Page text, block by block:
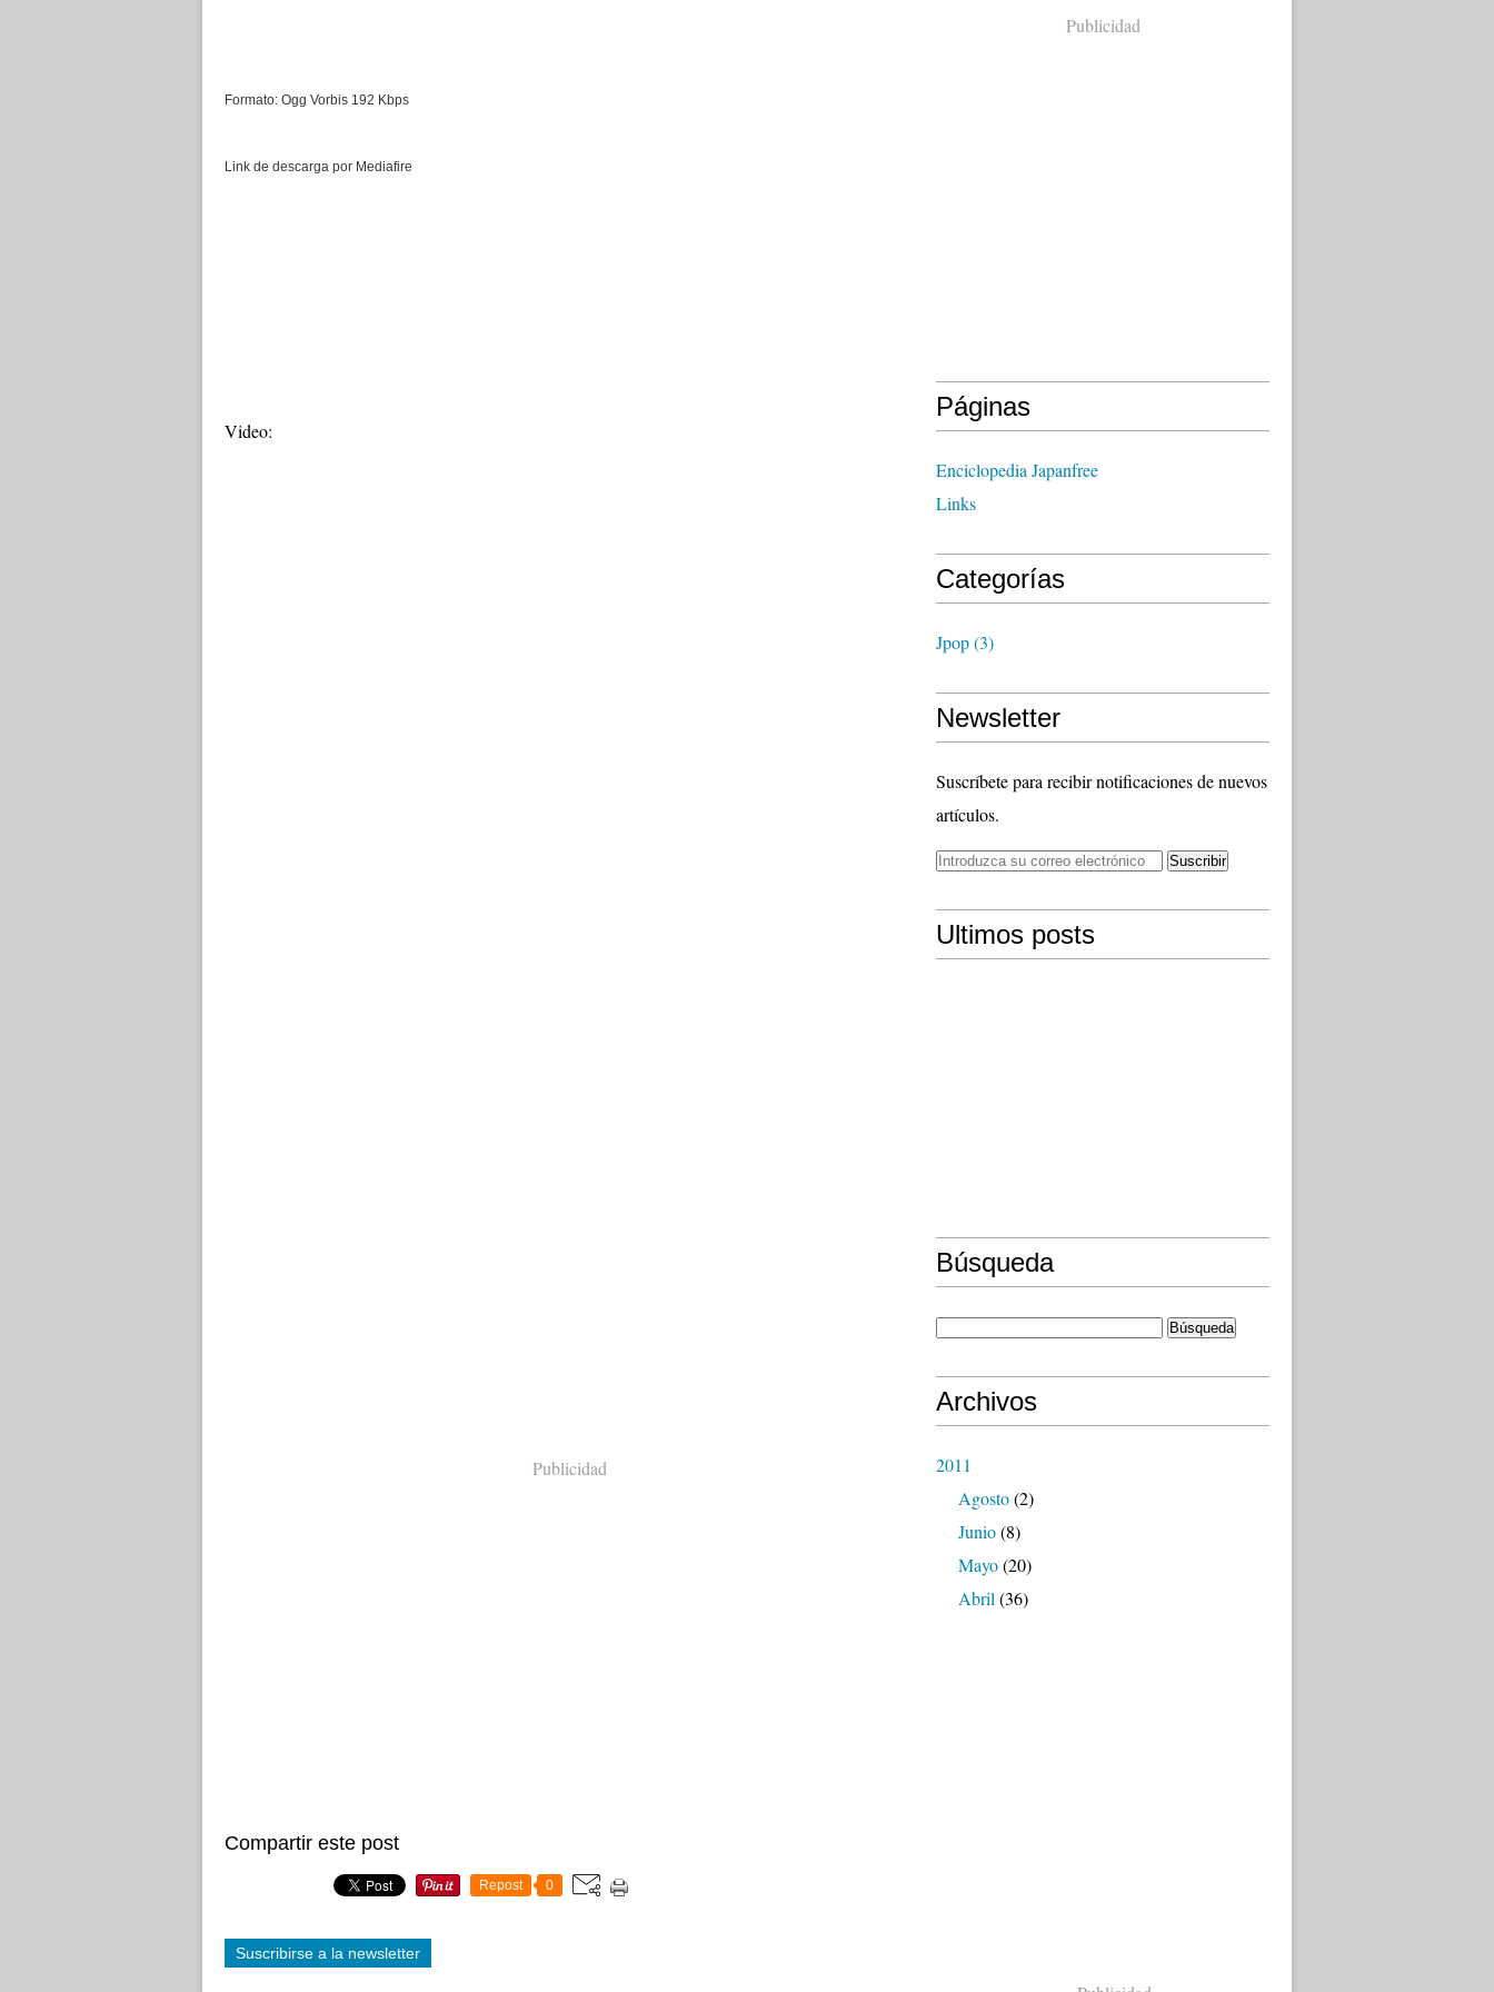
Formato: Ogg Vorbis 192 Kbps
Link de descarga por Mediafire
Video:
Publicidad
Compartir este post
Repost 0
Suscribirse a la newsletter
Publicidad
Páginas
Enciclopedia Japanfree
Links
Categorías
Jpop(3)
Newsletter
Suscríbete para recibir notificaciones de nuevos
artículos.
Ultimos posts
Búsqueda
Archivos
2011
Agosto(2)
Junio(8)
Mayo(20)
Abril (36)